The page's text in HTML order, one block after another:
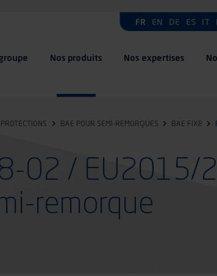
FR EN DE ES IT
Nos produits Nos expertises
PROTECTIONS BAE POUR SEMI-REMORQUES BAE FIXE
02 / EU2015/
remorque